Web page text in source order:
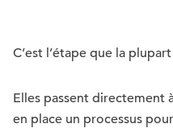
C’est l’étape que la
Elles passent directement
en place un processus